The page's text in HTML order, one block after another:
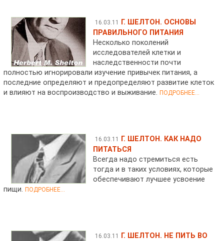
16.03.11
Г. ШЕЛТОН. ОСНОВЫ
ПРАВИЛЬНОГО ПИТАНИЯ
Несколько поколений
исследователей клетки и
наследственности почти
полностью игнорировали изучение привычек питания, а
последние определяют и предопределяют развитие клеток
и влияют на воспроизводство и выживание.ПОДРОБНЕЕ...
16.03.11
Г. ШЕЛТОН. КАК НАДО
ПИТАТЬСЯ
Всегда надо стремиться есть
тогда и в таких условиях, которые
обеспечивают лучшее усвоение
пищи.ПОДРОБНЕЕ...
16.03.11
Г. ШЕЛТОН. НЕ ПИТЬ ВО